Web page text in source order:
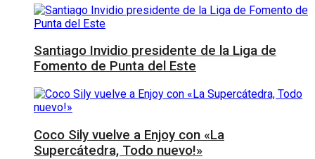
Santiago Invidio presidente de la Liga de
Fomento de Punta del Este
Coco Sily vuelve a Enjoy con «La
Supercátedra, Todo nuevo!»